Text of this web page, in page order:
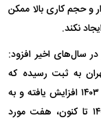
و حجم کاری بالا ممکن
نکند.
سال‌های اخیر افزود:
شهر تهران به ثبت رسیده که
میانگین آن دو حادثه در ماه است. این آمار در سال ۱۴۰۳ افزایش یافته و به
۳۴ مورد رسیده است. همچنین از ابتدای سال ۱۴۰۴ تا کنون، هفت مورد